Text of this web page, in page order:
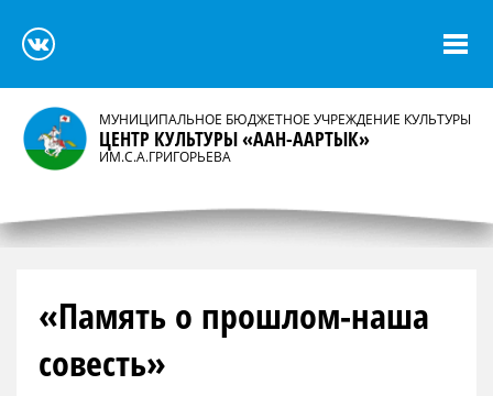
МУНИЦИПАЛЬНОЕ БЮДЖЕТНОЕ УЧРЕЖДЕНИЕ КУЛЬТУРЫ
ЦЕНТР КУЛЬТУРЫ «ААН-ААРТЫК»
ИМ.С.А.ГРИГОРЬЕВА
«Память о прошлом-наша
совесть»